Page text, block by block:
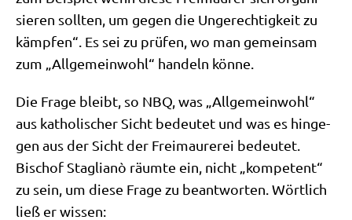
sie­ren soll­ten, um gegen die Unge­rech­tig­keit zu
kämp­fen“. Es sei zu prü­fen, wo man gemein­sam
zum „All­ge­mein­wohl“ han­deln könne.
Die Fra­ge bleibt, so NBQ, was „All­ge­mein­wohl“
aus katho­li­scher Sicht bedeu­tet und was es hin­ge­
gen aus der Sicht der Frei­mau­re­rei bedeu­tet.
Bischof Sta­glianò räum­te ein, nicht „kom­pe­tent“
zu sein, um die­se Fra­ge zu beant­wor­ten. Wört­lich
ließ er wissen: